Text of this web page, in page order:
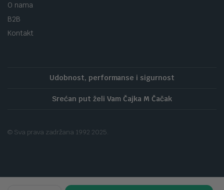
O nama
B2B
Kontakt
Udobnost, performanse i sigurnost
Srećan put želi Vam Čajka M Čačak
© Sva prava zadržana 1992 2025.